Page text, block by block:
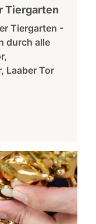
Tiergarten
Tiergarten -
durch alle
Laaber Tor